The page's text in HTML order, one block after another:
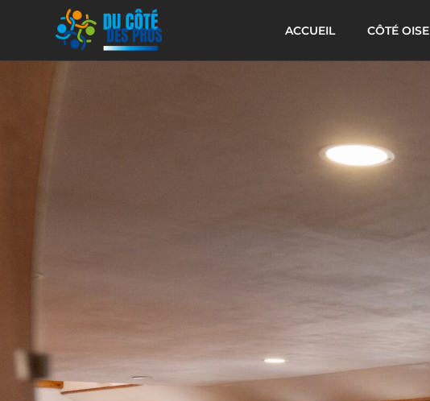
ACCUEIL CÔTÉ OISE